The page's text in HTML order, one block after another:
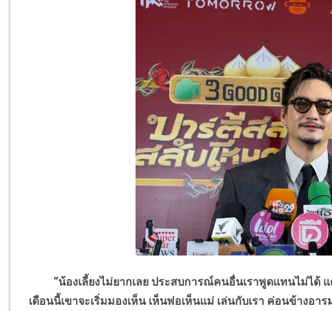
“น้องเลี้ยงไม่ยากเลย ประสบการณ์คนอื่นเราพูดแทนไม่ได้ แ
เดือนนี้เขาจะเริ่มมองเห็น เห็นพ่อเห็นแม่ เล่นกับเรา ค่อนข้างอา